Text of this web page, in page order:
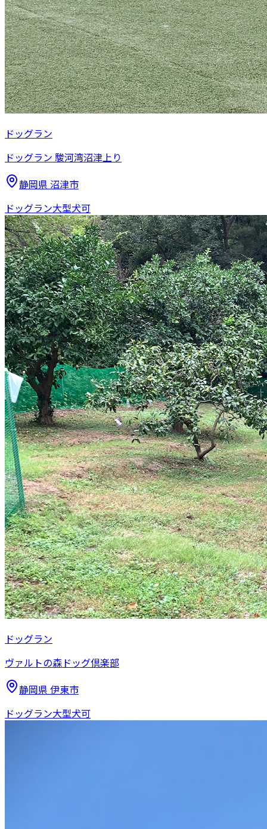
ドッグラン
ドッグラン 駿河湾沼津上り
静岡県 沼津市
ドッグラン大型犬可
ドッグラン
ヴァルトの森ドッグ倶楽部
静岡県 伊東市
ドッグラン大型犬可